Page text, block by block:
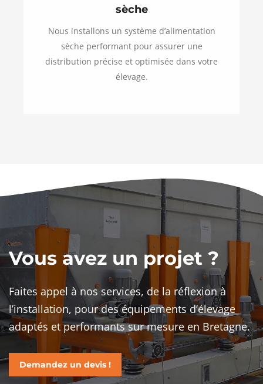
sèche
Nous installons un système d’alimentation
sèche performant pour assurer une
distribution précise et optimisée dans votre
élevage.
Vous avez un projet ?
Faites appel à nos services, de la réflexion à
l’installation, pour des équipements d’élevage
adaptés et performants sur mesure en Bretagne.
Demandez un devis !